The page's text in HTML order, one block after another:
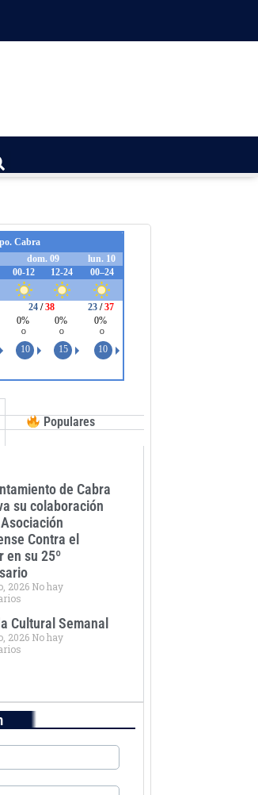
Populares
de Cabra
su colaboración
Contra el
en su 25º
2026 No hay
Cultural Semanal
2026 No hay